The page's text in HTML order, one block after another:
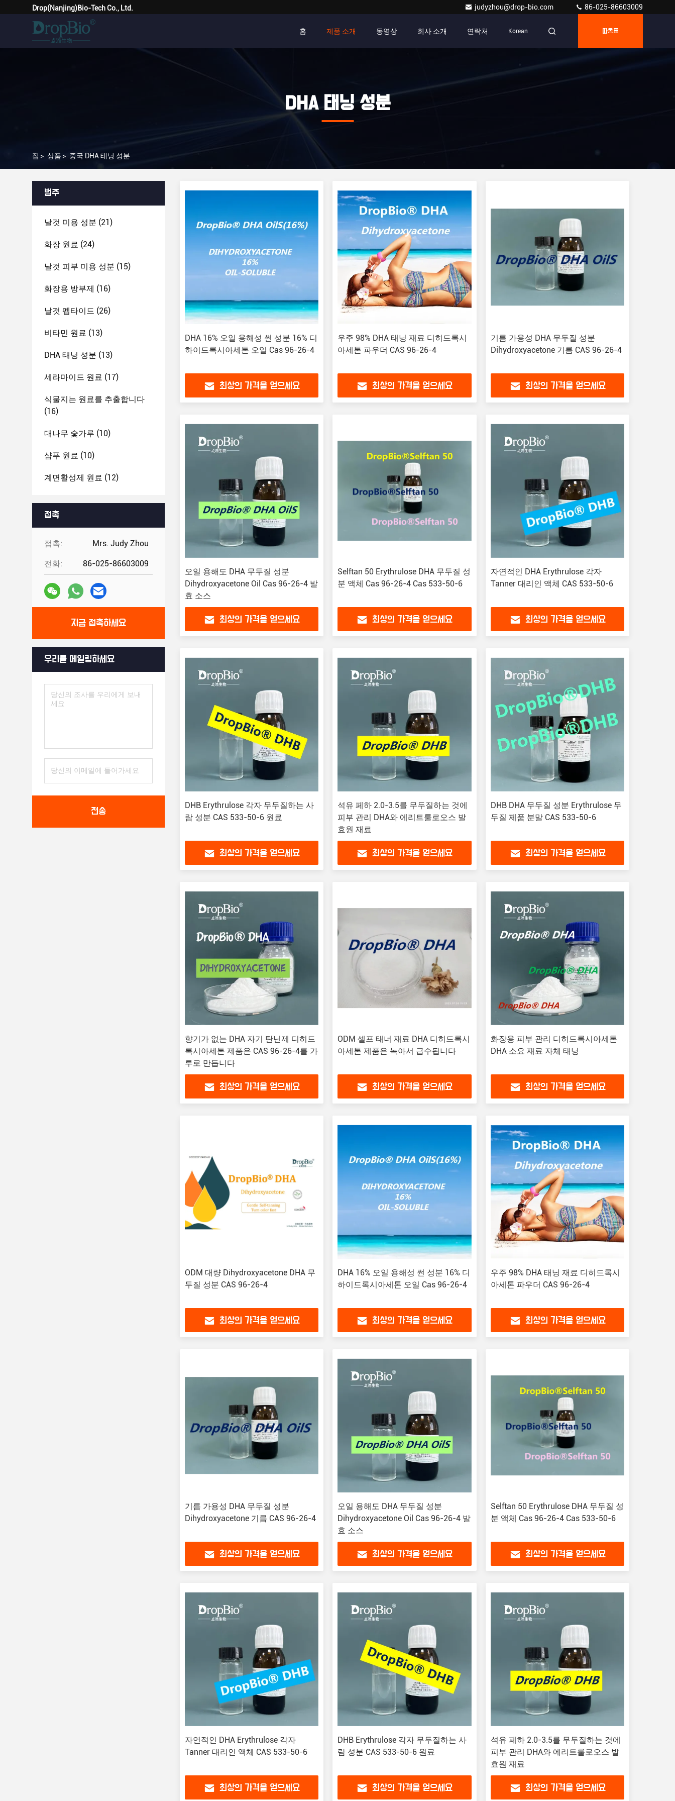
Drop(Nanjing)Bio-Tech Co., Ltd. judyzhou@drop-bio.com 86-025-86603009
홈 제품 소개 동영상 회사 소개 연락처 Korean 따옴표
DHA 태닝 성분
집 > 상품 > 중국 DHA 태닝 성분
범주
날것 미용 성분 (21)
화장 원료 (24)
날것 피부 미용 성분 (15)
화장용 방부제 (16)
날것 펩타이드 (26)
비타민 원료 (13)
DHA 태닝 성분 (13)
세라마이드 원료 (17)
식물지는 원료를 추출합니다
(16)
대나무 숯가루 (10)
샴푸 원료 (10)
계면활성제 원료 (12)
접촉
접촉: Mrs. Judy Zhou
전화: 86-025-86603009
지금 접촉하세요
우리를 메일링하세요
전송
DHA 16% 오일 용해성 썬 성분 16% 디
하이드록시아세톤 오일 Cas 96-26-4
최상의 가격을 얻으세요
우주 98% DHA 태닝 재료 디히드록시
아세톤 파우더 CAS 96-26-4
최상의 가격을 얻으세요
기름 가용성 DHA 무두질 성분
Dihydroxyacetone 기름 CAS 96-26-4
최상의 가격을 얻으세요
오일 용해도 DHA 무두질 성분
Dihydroxyacetone Oil Cas 96-26-4 발
효 소스
최상의 가격을 얻으세요
Selftan 50 Erythrulose DHA 무두질 성
분 액체 Cas 96-26-4 Cas 533-50-6
최상의 가격을 얻으세요
자연적인 DHA Erythrulose 각자
Tanner 대리인 액체 CAS 533-50-6
최상의 가격을 얻으세요
DHB Erythrulose 각자 무두질하는 사
람 성분 CAS 533-50-6 원료
최상의 가격을 얻으세요
석유 페하 2.0-3.5를 무두질하는 것에
피부 관리 DHA와 에리트룰로오스 발
효원 재료
최상의 가격을 얻으세요
DHB DHA 무두질 성분 Erythrulose 무
두질 제품 분말 CAS 533-50-6
최상의 가격을 얻으세요
향기가 없는 DHA 자기 탄닌제 디히드
록시아세톤 제품은 CAS 96-26-4를 가
루로 만듭니다
최상의 가격을 얻으세요
ODM 셀프 태너 재료 DHA 디히드록시
아세톤 제품은 녹아서 급수됩니다
최상의 가격을 얻으세요
화장용 피부 관리 디히드록시아세톤
DHA 소요 재료 자체 태닝
최상의 가격을 얻으세요
ODM 대량 Dihydroxyacetone DHA 무
두질 성분 CAS 96-26-4
최상의 가격을 얻으세요
DHA 16% 오일 용해성 썬 성분 16% 디
하이드록시아세톤 오일 Cas 96-26-4
최상의 가격을 얻으세요
우주 98% DHA 태닝 재료 디히드록시
아세톤 파우더 CAS 96-26-4
최상의 가격을 얻으세요
기름 가용성 DHA 무두질 성분
Dihydroxyacetone 기름 CAS 96-26-4
최상의 가격을 얻으세요
오일 용해도 DHA 무두질 성분
Dihydroxyacetone Oil Cas 96-26-4 발
효 소스
최상의 가격을 얻으세요
Selftan 50 Erythrulose DHA 무두질 성
분 액체 Cas 96-26-4 Cas 533-50-6
최상의 가격을 얻으세요
자연적인 DHA Erythrulose 각자
Tanner 대리인 액체 CAS 533-50-6
최상의 가격을 얻으세요
DHB Erythrulose 각자 무두질하는 사
람 성분 CAS 533-50-6 원료
최상의 가격을 얻으세요
석유 페하 2.0-3.5를 무두질하는 것에
피부 관리 DHA와 에리트룰로오스 발
효원 재료
최상의 가격을 얻으세요